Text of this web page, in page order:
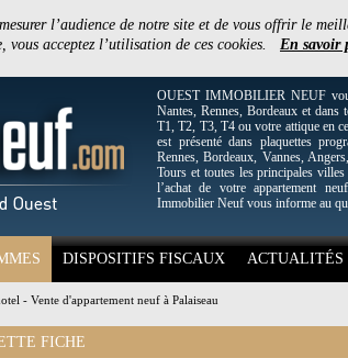
l’audience de notre site et de vous offrir le
vous acceptez l’utilisation de ces cookies. En savoir
OUEST IMMOBILIER NEUF
Nantes, Rennes, Bordeaux et
T1, T2, T3, T4 ou votre attique en
est présenté dans plaquettes
Rennes, Bordeaux, Vannes,
Tours et toutes les principales
l’achat de votre appartement
Immobilier Neuf vous informe au
DISPOSITIFS FISCAUX ACTUALITÉS
- Vente d'appartement neuf à Palaiseau
FICHE